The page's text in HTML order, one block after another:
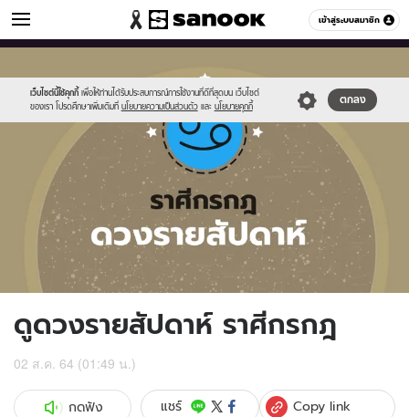
เข้าสู่ระบบสมาชิก
ดูดวง หมวดอื่นๆ
เว็บไซต์นี้ใช้คุกกี้ เพื่อให้ท่านได้รับประสบการณ์การใช้งานที่ดีที่สุดบน เว็บไซต์
ของเรา โปรดศึกษาเพิ่มเติมที่ นโยบายความเป็นส่วนตัว และ นโยบายคุกกี้
ตกลง
new-
sanook.png
horoscope-
cancer_zodia.jpg
ดูดวงรายสัปดาห์ ราศีกรกฎ
02 ส.ค. 64 (01:49 น.)
กดฟัง แชร์ Copy link